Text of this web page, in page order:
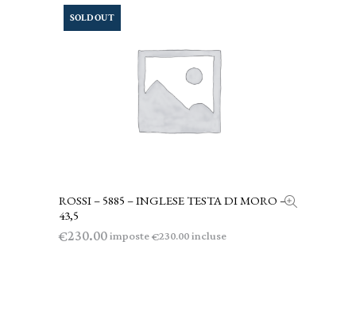
SOLD OUT
LEGGI TUTTO
ROSSI – 5885 – INGLESE TESTA DI MORO –
43,5
€230.00imposte€230.00incluse